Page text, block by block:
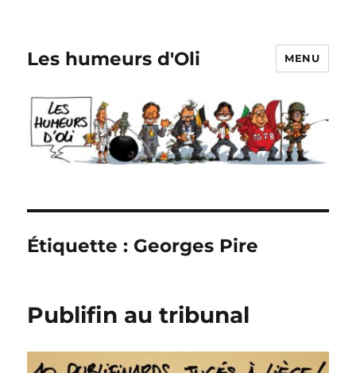
Les humeurs d'Oli MENU
Étiquette : Georges Pire
Publifin au tribunal